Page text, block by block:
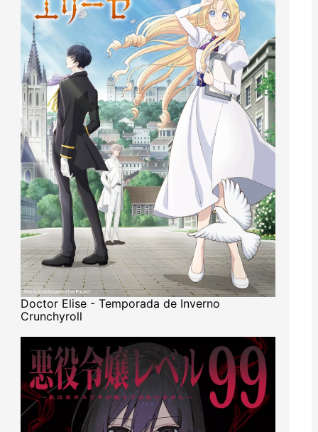
Doctor Elise - Temporada de Inverno
Crunchyroll